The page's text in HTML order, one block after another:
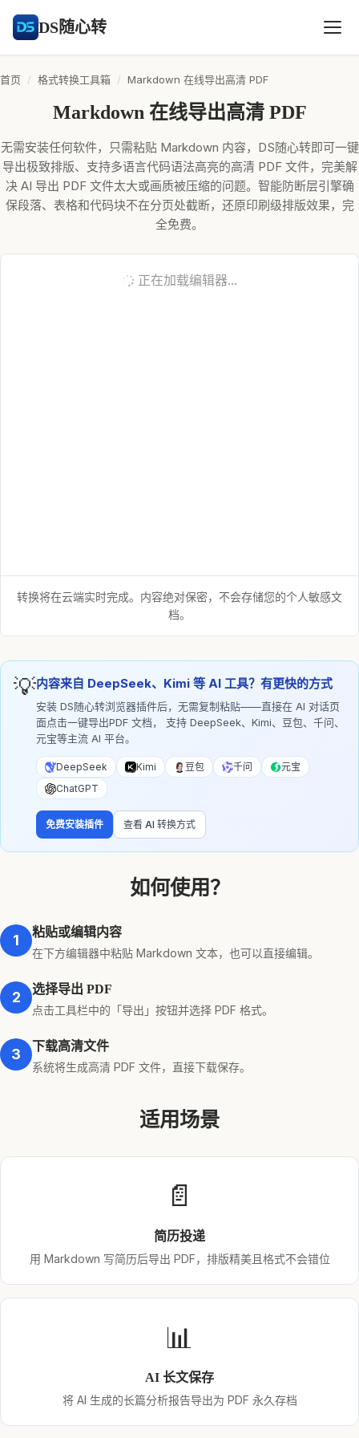
DS随心转
首页 / 格式转换工具箱 / Markdown 在线导出高清 PDF
Markdown 在线导出高清 PDF
无需安装任何软件，只需粘贴 Markdown 内容，DS随心转即可一键
导出极致排版、支持多语言代码语法高亮的高清 PDF 文件，完美解
决 AI 导出 PDF 文件太大或画质被压缩的问题。智能防断层引擎确
保段落、表格和代码块不在分页处截断，还原印刷级排版效果，完
全免费。
正在加载编辑器...
转换将在云端实时完成。内容绝对保密，不会存储您的个人敏感文
档。
💡内容来自 DeepSeek、Kimi 等 AI 工具？有更快的方式
安装 DS随心转浏览器插件后，无需复制粘贴——直接在 AI 对话页
面点击一键导出PDF 文档， 支持 DeepSeek、Kimi、豆包、千问、
元宝等主流 AI 平台。
DeepSeek Kimi 豆包 千问
元宝
ChatGPT
免费安装插件 查看 AI 转换方式
如何使用？
1
粘贴或编辑内容
在下方编辑器中粘贴 Markdown 文本，也可以直接编辑。
2
选择导出 PDF
点击工具栏中的「导出」按钮并选择 PDF 格式。
3
下载高清文件
系统将生成高清 PDF 文件，直接下载保存。
适用场景
📄
简历投递
用 Markdown 写简历后导出 PDF，排版精美且格式不会错位
📊
AI 长文保存
将 AI 生成的长篇分析报告导出为 PDF 永久存档